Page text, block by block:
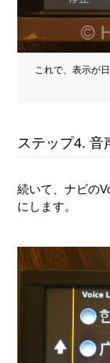
これで、表示が
ステップ4. 音
続いて、ナビの
にします。